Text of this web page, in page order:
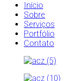
Início
Sobre
Serviços
Portfólio
Contato